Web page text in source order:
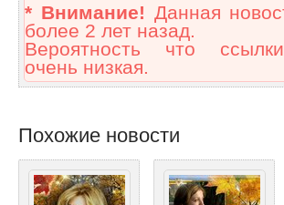
* Внимание! Данная
более 2 лет назад.
Вероятность что
очень низкая.
Похожие новости